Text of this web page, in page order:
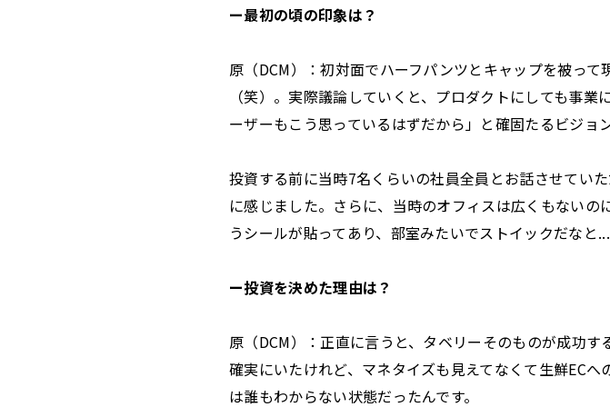
ー最初の頃の印象は？
原（DCM）：初対面でハーフパンツとキャップを被っ
（笑）。実際議論していくと、プロダクトにしても事
ーザーもこう思っているはずだから」と確固たるビジョ
投資する前に当時7名くらいの社員全員とお話させてい
に感じました。さらに、当時のオフィスは広くもない
うシールが貼ってあり、部室みたいでストイックだなと...
ー投資を決めた理由は？
原（DCM）：正直に言うと、タベリーそのものが成功
確実にいたけれど、マネタイズも見えてなくて生鮮EC
は誰もわからない状態だったんです。